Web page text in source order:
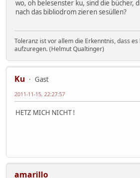
wo, oh belesenster ku, sind die bücher,
nach das bibliodrom zieren sesüllen?
Toleranz ist vor allem die Erkenntnis, dass
aufzuregen. (Helmut Qualtinger)
Ku
Gast
2011-11-15, 22:27:57
HETZ MICH NICHT !
amarillo